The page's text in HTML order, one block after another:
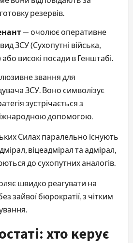
резервів.
— очолює оперативне
ЗСУ (Сухопутні війська,
високі посади в Генштабі.
звання для
ЗСУ. Воно символізує
зустрічається з
допомогою.
Силах паралельно існують
віцеадмірал та адмірал,
до сухопутних аналогів.
швидко реагувати на
зайвої бюрократії, з чітким
хто керує